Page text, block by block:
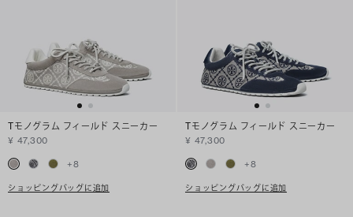
Tモノグラム フィールド スニーカー
¥ 47,300
+8
ショッピングバッグに追加
Tモノグラム フィールド スニーカー
¥ 47,300
+8
ショッピングバッグに追加